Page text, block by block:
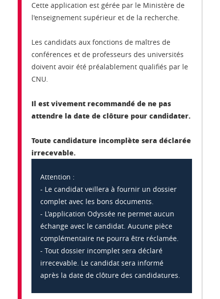
Cette application est gérée par le Ministère de
l'enseignement supérieur et de la recherche.
Les candidats aux fonctions de maîtres de
conférences et de professeurs des universités
doivent avoir été préalablement qualifiés par le
CNU.
Il est vivement recommandé de ne pas
attendre la date de clôture pour candidater.
Toute candidature incomplète sera déclarée
irrecevable.
Attention :
- Le candidat veillera à fournir un dossier
complet avec les bons documents.
- L'application Odyssée ne permet aucun
échange avec le candidat. Aucune pièce
complémentaire ne pourra être réclamée.
- Tout dossier incomplet sera déclaré
irrecevable. Le candidat sera informé
après la date de clôture des candidatures.